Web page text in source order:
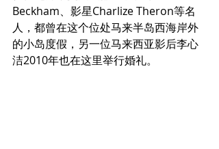
Beckham、影星Charlize Theron等名
人，都曾在这个位处马来半岛西海岸外
的小岛度假，另一位马来西亚影后李心
洁2010年也在这里举行婚礼。